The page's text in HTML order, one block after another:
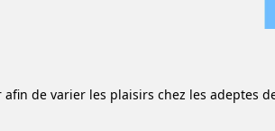
de varier les plaisirs chez les adeptes